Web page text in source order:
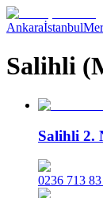
Ankaraİstanbul
Salihli
Salihli 2.
0236 713 83